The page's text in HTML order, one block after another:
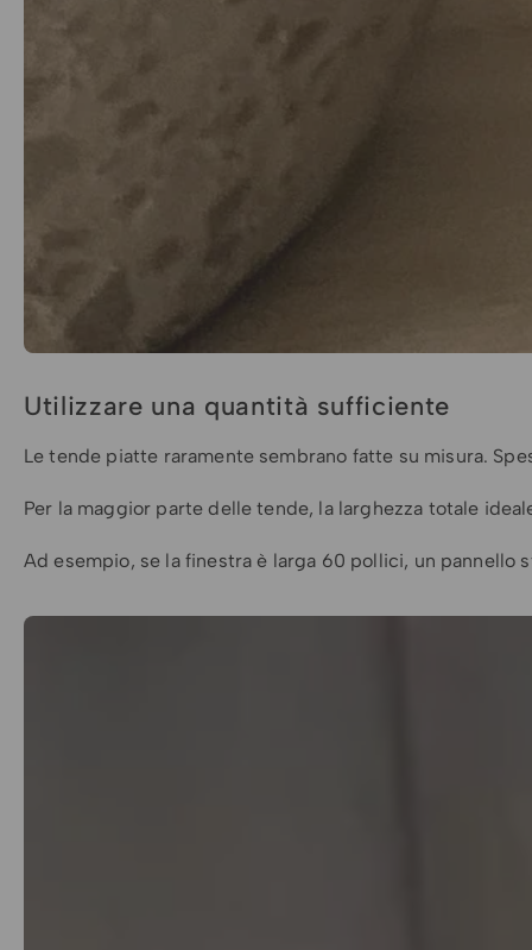
Utilizzare una quantità sufficiente
Le tende piatte raramente sembrano fatte su misura.
Per la maggior parte delle tende, la larghezza totale
Ad esempio, se la finestra è larga 60 pollici, un